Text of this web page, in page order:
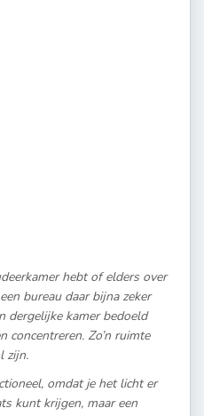
hebt of elders over
bureau daar bijna zeker
dergelijke kamer bedoeld
concentreren. Zo’n ruimte
zijn.
omdat je het licht er
kunt krijgen, maar een